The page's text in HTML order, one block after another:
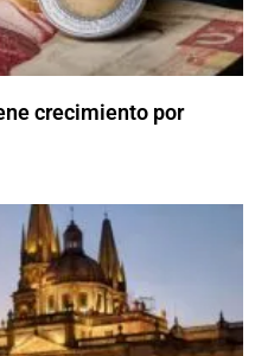
crecimiento por